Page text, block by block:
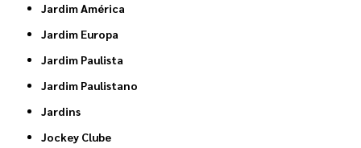
Jardim América
Jardim Europa
Jardim Paulista
Jardim Paulistano
Jardins
Jockey Clube